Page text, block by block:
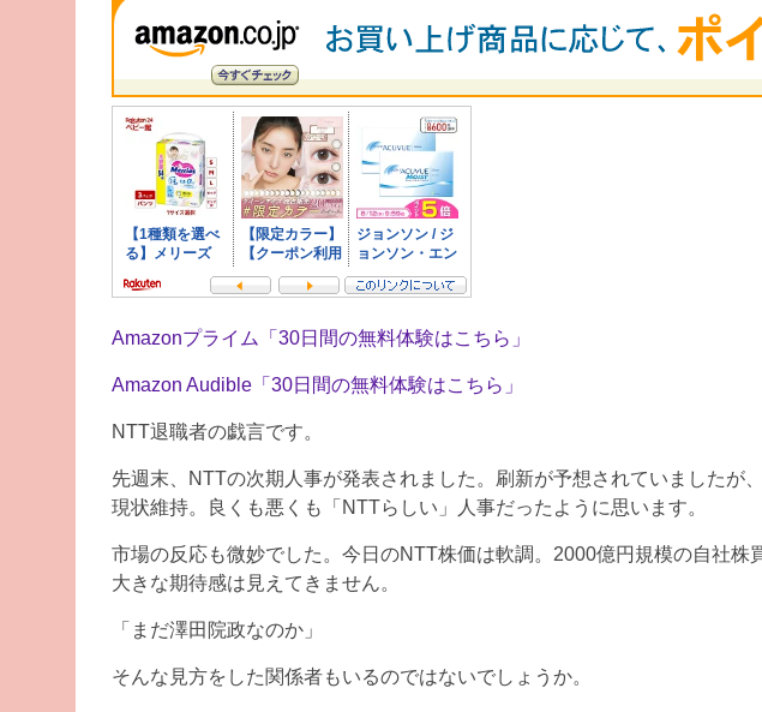
Amazonプライム「30日間の無料体験はこちら」
Amazon Audible「30日間の無料体験はこちら」
NTT退職者の戯言です。
先週末、NTTの次期人事が発表されました。刷新が予想されていましたが
現状維持。良くも悪くも「NTTらしい」人事だったように思います。
市場の反応も微妙でした。今日のNTT株価は軟調。2000億円規模の自社株
大きな期待感は見えてきません。
「まだ澤田院政なのか」
そんな見方をした関係者もいるのではないでしょうか。